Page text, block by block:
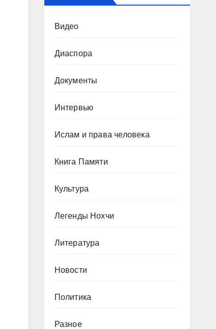
Видео
Диаспора
Документы
Интервью
Ислам и права человека
Книга Памяти
Культура
Легенды Нохчи
Литература
Новости
Политика
Разное